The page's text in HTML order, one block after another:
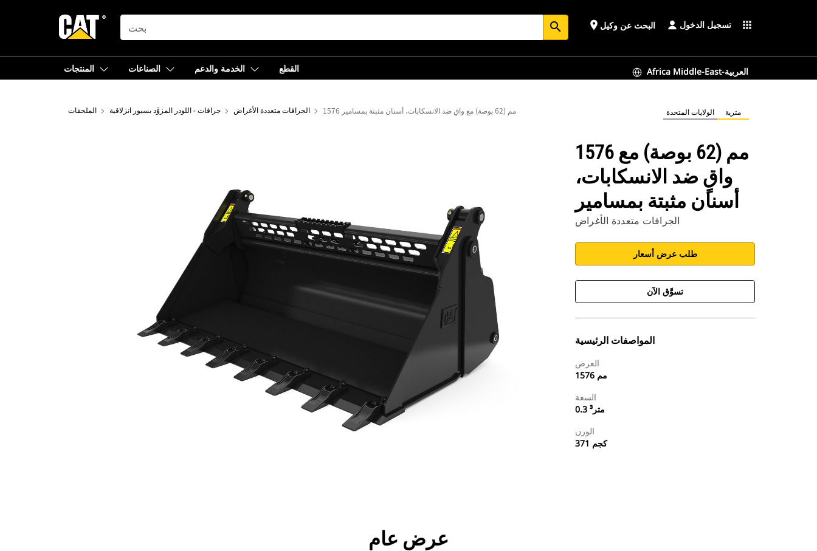
SEARCH search place البحث عن وكيل تسجيل الدخول apps
المنتجات الصناعات الخدمة والدعم القطع Africa Middle-East-العربية
الملحقات جرافات - اللودر المزوَّد بسيور انزلاقية الجرافات متعددة الأغراض 1576 مم (62 بوصة) مع واقٍ ضد الانسكابات، أسنان مثبتة بمسامير الولايات المتحدة مترية
1576 مم (62 بوصة) مع
واقٍ ضد الانسكابات،
أسنان مثبتة بمسامير
الجرافات متعددة الأغراض
طلب عرض أسعار
تسوَّق الآن
المواصفات الرئيسية
العرض
1576 مم
السعة
0.3 متر³
الوزن
371 كجم
الأدوات
عرض عام